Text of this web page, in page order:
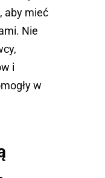
aby mieć
Nie
i
w